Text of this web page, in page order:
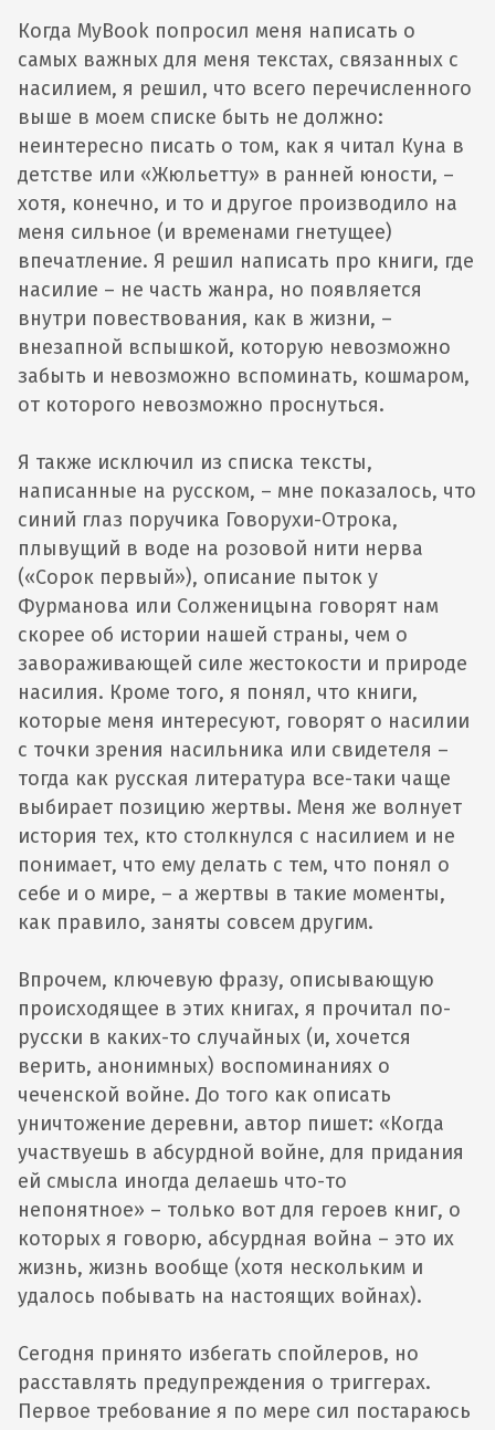
Когда MyBook попросил меня написать о
самых важных для меня текстах, связанных с
насилием, я решил, что всего перечисленного
выше в моем списке быть не должно:
неинтересно писать о том, как я читал Куна в
детстве или «Жюльетту» в ранней юности, –
хотя, конечно, и то и другое производило на
меня сильное (и временами гнетущее)
впечатление. Я решил написать про книги, где
насилие – не часть жанра, но появляется
внутри повествования, как в жизни, –
внезапной вспышкой, которую невозможно
забыть и невозможно вспоминать, кошмаром,
от которого невозможно проснуться.
Я также исключил из списка тексты,
написанные на русском, – мне показалось, что
синий глаз поручика Говорухи-Отрока,
плывущий в воде на розовой нити нерва
(«Сорок первый»), описание пыток у
Фурманова или Солженицына говорят нам
скорее об истории нашей страны, чем о
завораживающей силе жестокости и природе
насилия. Кроме того, я понял, что книги,
которые меня интересуют, говорят о насилии
с точки зрения насильника или свидетеля –
тогда как русская литература все-таки чаще
выбирает позицию жертвы. Меня же волнует
история тех, кто столкнулся с насилием и не
понимает, что ему делать с тем, что понял о
себе и о мире, – а жертвы в такие моменты,
как правило, заняты совсем другим.
Впрочем, ключевую фразу, описывающую
происходящее в этих книгах, я прочитал по-
русски в каких-то случайных (и, хочется
верить, анонимных) воспоминаниях о
чеченской войне. До того как описать
уничтожение деревни, автор пишет: «Когда
участвуешь в абсурдной войне, для придания
ей смысла иногда делаешь что-то
непонятное» – только вот для героев книг, о
которых я говорю, абсурдная война – это их
жизнь, жизнь вообще (хотя нескольким и
удалось побывать на настоящих войнах).
Сегодня принято избегать спойлеров, но
расставлять предупреждения о триггерах.
Первое требование я по мере сил постараюсь